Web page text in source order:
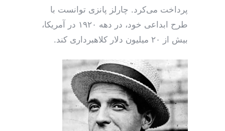
پرداخت می‌کرد. چارلز پانزی توانست با
طرح ابداعی خود، در دهه ۱۹۲۰ در آمریکا،
بیش از ۲۰ میلیون دلار کلاهبرداری کند.